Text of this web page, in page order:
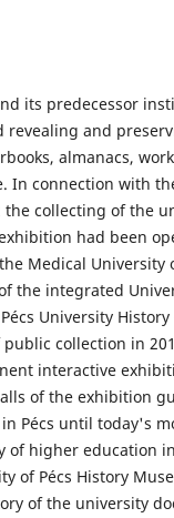
its predecessor
revealing and
almanacs,
In connection with
the collecting of the
had been
Medical University
the integrated
University
collection in
interactive
of the exhibition
Pécs until today's
higher education
of Pécs History
of the university